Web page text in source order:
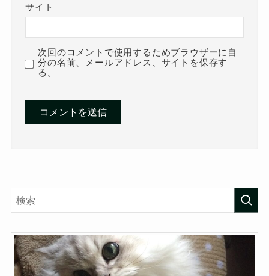
サイト
次回のコメントで使用するためブラウザーに自
分の名前、メールアドレス、サイトを保存す
る。